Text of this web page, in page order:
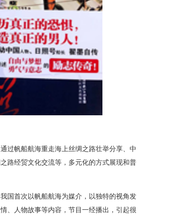
过帆船航海重走海上丝绸之路壮举分享、中
路经贸文化交流等，多元化的方式展现和普
国首次以帆船航海为媒介，以独特的视角发
、人物故事等内容，节目一经播出，引起很